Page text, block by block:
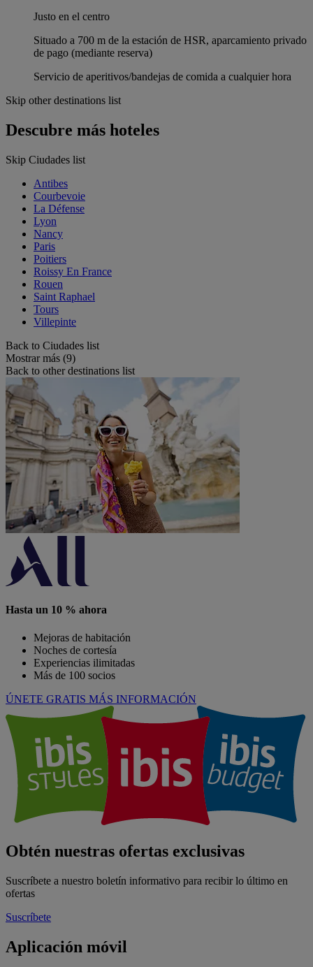
Justo en el centro
Situado a 700 m de la estación de HSR, aparcamiento privado
de pago (mediante reserva)
Servicio de aperitivos/bandejas de comida a cualquier hora
Skip other destinations list
Descubre más hoteles
Skip Ciudades list
Antibes
Courbevoie
La Défense
Lyon
Nancy
Paris
Poitiers
Roissy En France
Rouen
Saint Raphael
Tours
Villepinte
Back to Ciudades list
Mostrar más (9)
Back to other destinations list
Hasta un 10 % ahora
Mejoras de habitación
Noches de cortesía
Experiencias ilimitadas
Más de 100 socios
ÚNETE GRATIS MÁS INFORMACIÓN
Obtén nuestras ofertas exclusivas
Suscríbete a nuestro boletín informativo para recibir lo último en
ofertas
Suscríbete
Aplicación móvil